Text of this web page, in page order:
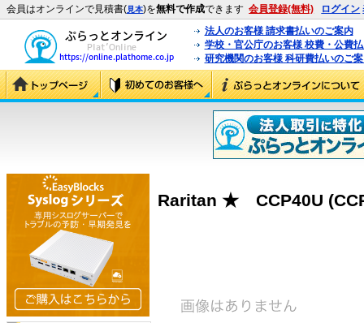
会員はオンラインで見積書(見本)を無料で作成できます 会員登録(無料) ログイン
法人のお客様 請求書払いのご案内
学校・官公庁のお客様 校費・公費
研究機関のお客様 科研費払いのご
Raritan ★ CCP40U